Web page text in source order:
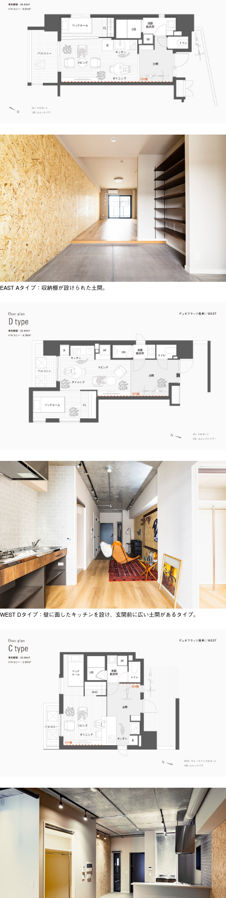
EAST Aタイプ：収納棚が設けられた土間。
WEST Dタイプ：壁に面したキッチンを設け、玄関前に広い土間があるタイプ。